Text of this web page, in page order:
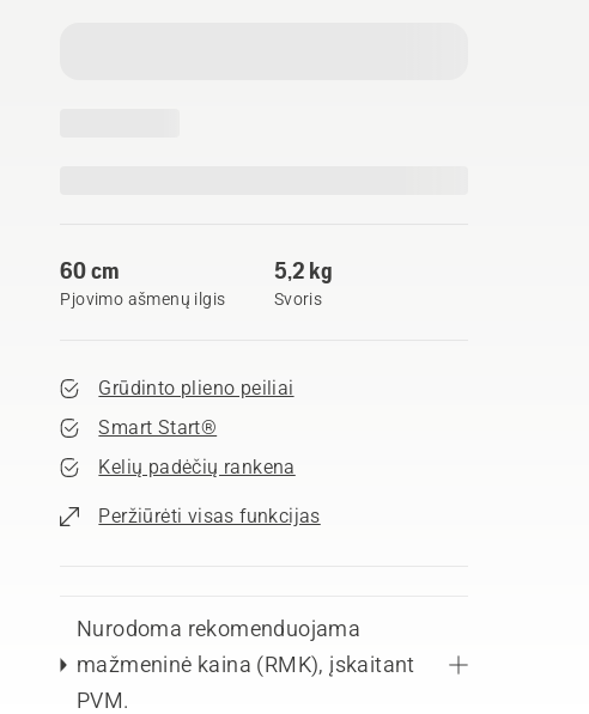
60 cm
Pjovimo ašmenų ilgis
5,2 kg
Svoris
Grūdinto plieno peiliai
Smart Start®
Kelių padėčių rankena
Peržiūrėti visas funkcijas
Nurodoma rekomenduojama
mažmeninė kaina (RMK), įskaitant
PVM.